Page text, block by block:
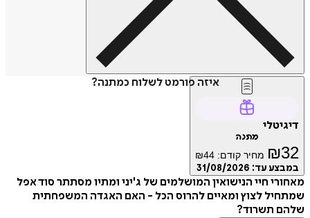
איזה פורמט לשלוח כמתנה?
דיגיטלי
מתנה
₪32 מחיר קודם: ₪44
במבצע עד: 31/08/2026
מאחורי חיי הנישואין המושלמים של ג'יני ומתיו מסתתר סוד אפל
שמתחיל לצוץ ומאיים להרוס הכל - האם האגדה המשפחתית
שלהם תשרוד?